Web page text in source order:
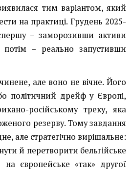
тим варіантом, який
на практиці. Грудень 2025-
– заморозивши активи
– реально запустивши
але воно не вічне. Його
політичний дрейф у Європі,
російському треку, яка
резерву. Тому завдання
але стратегічно вирішальне:
й перетворити бельгійське
на європейське «так» другої